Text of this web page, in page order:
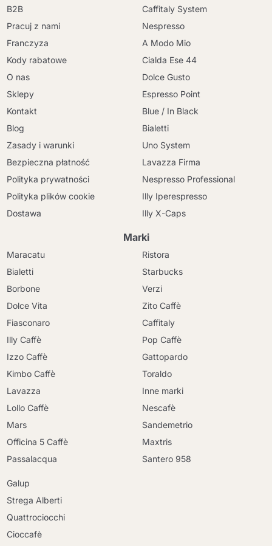
B2B
Pracuj z nami
Franczyza
Kody rabatowe
O nas
Sklepy
Kontakt
Blog
Zasady i warunki
Bezpieczna płatność
Polityka prywatności
Polityka plików cookie
Dostawa
Caffitaly System
Nespresso
A Modo Mio
Cialda Ese 44
Dolce Gusto
Espresso Point
Blue / In Black
Bialetti
Uno System
Lavazza Firma
Nespresso Professional
Illy Iperespresso
Illy X-Caps
Marki
Maracatu
Bialetti
Borbone
Dolce Vita
Fiasconaro
Illy Caffè
Izzo Caffè
Kimbo Caffè
Lavazza
Lollo Caffè
Mars
Officina 5 Caffè
Passalacqua
Ristora
Starbucks
Verzi
Zito Caffè
Caffitaly
Pop Caffè
Gattopardo
Toraldo
Inne marki
Nescafè
Sandemetrio
Maxtris
Santero 958
Galup
Strega Alberti
Quattrociocchi
Cioccafè